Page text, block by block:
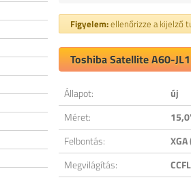
Figyelem:ellenőrizze a kijelző
Toshiba Satellite A60-
Állapot:
új
Méret:
Felbontás:
Megvilágítás:
CCFL